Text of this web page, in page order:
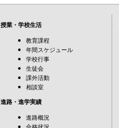
授業・学校生活
教育課程
年間スケジュール
学校行事
生徒会
課外活動
相談室
進路・進学実績
進路概況
合格状況